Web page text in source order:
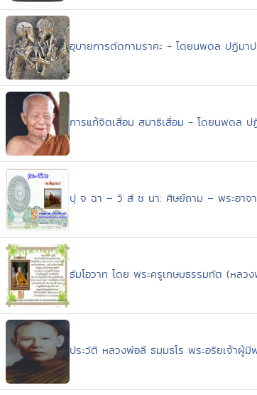
อุบายการตัดกามราคะ - โดยนพดล ปฏิมา
การแก้จิตเสื่อม สมาธิเสื่อม - โดยนพดล ป
ปุ จ ฉา – วิ สั ช นา: ศิษย์ถาม – พระอาจ
ธัมโอวาท โดย พระครูเกษมธรรมทัต (หลว
ประวัติ หลวงพ่อลี ธมฺมธโร พระอริยเจ้า